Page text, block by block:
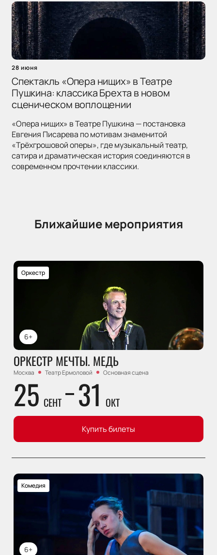
28 июня
Спектакль «Опера нищих» в Театре
Пушкина: классика Брехта в новом
сценическом воплощении
«Опера нищих» в Театре Пушкина — постановка
Евгения Писарева по мотивам знаменитой
«Трёхгрошовой оперы», где музыкальный театр,
сатира и драматическая история соединяются в
современном прочтении классики.
Ближайшие мероприятия
6+
Оркестр
ОРКЕСТР МЕЧТЫ. МЕДЬ
Москва Театр Ермоловой Основная сцена
25 СЕНТ 31 ОКТ
Купить билеты
6+
Комедия